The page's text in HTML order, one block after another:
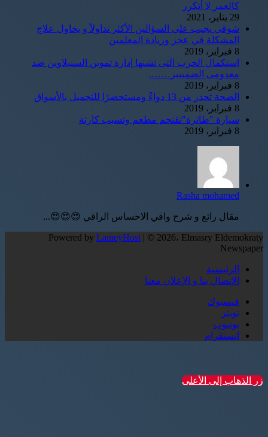
كالعمر لا أتكرر
29 يناير، 2021
شوقى يجيب على السؤالين الأكثر تداولاً و يحاول علاج
المشكلة في عجز وزيادة المعلمين
8 فبراير، 2019
استكمال الحرب التى تشنها إدارة تموين السنبلاوين ضد
معدومى الضمييير…….
8 فبراير، 2019
الصحة تحذر من 13 دواءً ومستحضرًا للتجميل بالأسواق
8 فبراير، 2019
سيارة "طائرة"تقتحم مطعم وتسبب كارثة
8 فبراير، 2019
Rasha mohamed
مقال رائع و شرح وافي الاحساس الراقي 😍😍😍...
Powered by LameyHost | © 2026، Elmasry Eldemokraty
Newspaper
الرئيسية
الإتصال بنا و الإعلان معنا
فيسبوك
تويتر
يوتيوب
انستقرام
زر الذهاب إلى الأعلى